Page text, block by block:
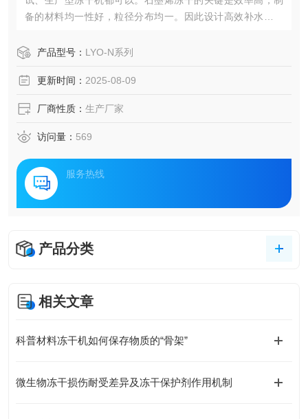
备的材料均一性好，粒径分布均一。因此设计高效补水的冻
大，补水效率高等特点
产品型号： LYO-N系列
更新时间： 2025-08-09
厂商性质： 生产厂家
访问量： 569
服务热线
产品分类
相关文章
科普材料冻干机如何保存物质的“骨架”
微生物冻干损伤耐受差异及冻干保护剂作用机制